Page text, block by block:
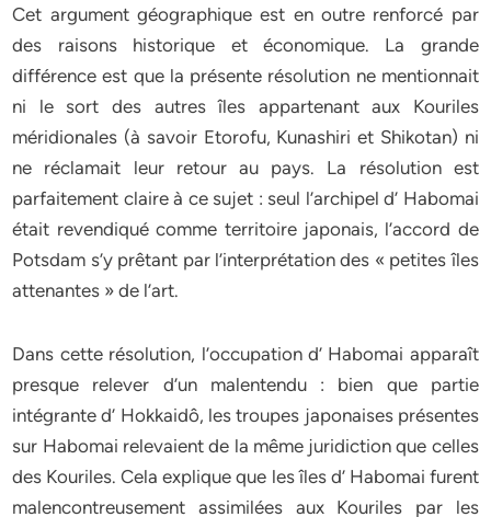
Cet argument géographique est en outre renforcé par
des raisons historique et économique. La grande
différence est que la présente résolution ne mentionnait
ni le sort des autres îles appartenant aux Kouriles
méridionales (à savoir Etorofu, Kunashiri et Shikotan) ni
ne réclamait leur retour au pays. La résolution est
parfaitement claire à ce sujet : seul l’archipel d’ Habomai
était revendiqué comme territoire japonais, l’accord de
Potsdam s’y prêtant par l’interprétation des « petites îles
attenantes » de l’art.
Dans cette résolution, l’occupation d’ Habomai apparaît
presque relever d’un malentendu : bien que partie
intégrante d’ Hokkaidô, les troupes japonaises présentes
sur Habomai relevaient de la même juridiction que celles
des Kouriles. Cela explique que les îles d’ Habomai furent
malencontreusement assimilées aux Kouriles par les